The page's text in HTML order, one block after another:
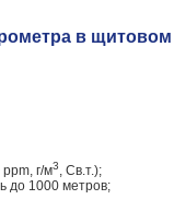
в
г/м3, Св.т.);
до 1000 метров;